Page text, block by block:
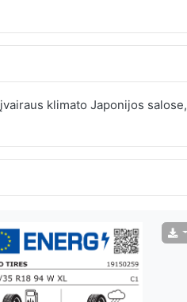
klimato Japonijos salose,